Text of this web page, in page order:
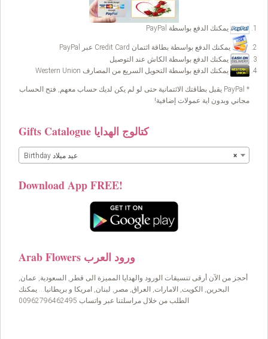
يمكنك الدفع بواسطة PayPal
يمكنك الدفع بواسطة بطاقة ائتمان Credit Card عبر PayPal
يمكنك الدفع بواسطة الكاش عند التوصيل
يمكنك الدفع بواسطة التحويل السريع من المصارف Western Union
* PayPal يقبل بطاقتك الائتمانية حتى لو لم يكن لديك حساب معهم, فتح الحساب
مجاني وبدون اية عمولات إضافية!
Gifts Catalogue كتالوج الهدايا
× Birthday عيد ميلاد
Download App FREE!
Arab Flowers ورود العرب
أحجز من الآن أرقى تنسيقات الورود والهدايا المميزة الى قطر, السعودية, عمان,
البحرين, الكويت, الامارات, العراق, مصر, لبنان, امريكا و بريطانيا… يمكنك
الطلب من خلال مراسلتنا عبر واتساب 00962796462495